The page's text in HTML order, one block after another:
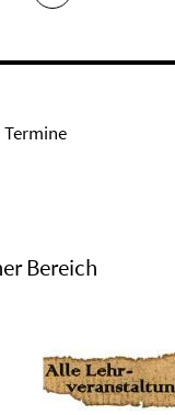
Bereich